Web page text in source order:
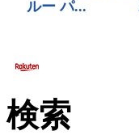
検索